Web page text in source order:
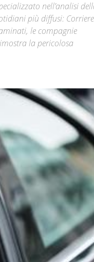
nell’analisi
più diffusi: Corriere
le compagnie
la pericolosa